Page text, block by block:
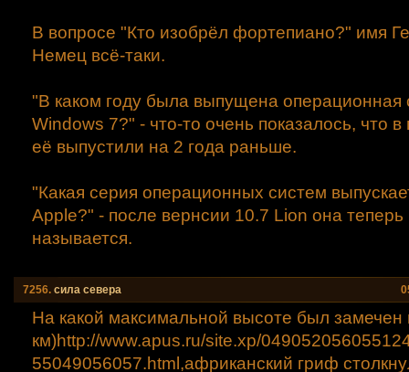
В вопросе "Кто изобрёл фортепиано?" имя
Немец всё-таки.
"В каком году была выпущена операционная
Windows 7?" - что-то очень показалось, что в
её выпустили на 2 года раньше.
"Какая серия операционных систем
Apple?" - после вернсии 10.7 Lion она теперь
называется.
7256. сила севера
На какой максимальной высоте был замечен
км)http://www.apus.ru/site.xp/
55049056057.html,африканский гриф